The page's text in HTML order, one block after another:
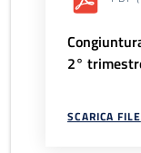
2°
SCARICA FILE